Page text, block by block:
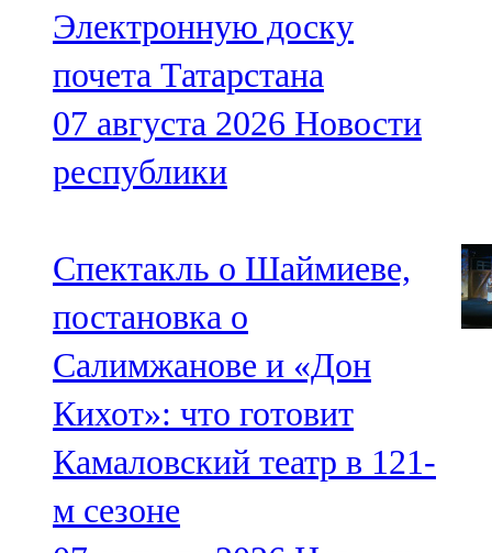
Электронную доску
почета Татарстана
07 августа 2026 Новости
республики
Спектакль о Шаймиеве,
постановка о
Салимжанове и «Дон
Кихот»: что готовит
Камаловский театр в 121-
м сезоне